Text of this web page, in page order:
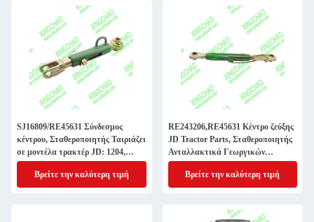
SJ16809/RE45631 Σύνδεσμος
κέντρου, Σταθεροποιητής Ταιριάζει
σε μοντέλα τρακτέρ JD: 1204,
1354, 5036C, 5039C, 5042C, 5045E,
5065EΒρείτε την καλύτερη τιμή
RE243206,RE45631 Κέντρο ζεύξης
JD Tractor Parts, Σταθεροποιητής
Ανταλλακτικά Γεωργικών
Μηχανημάτων
Βρείτε την καλύτερη τιμή